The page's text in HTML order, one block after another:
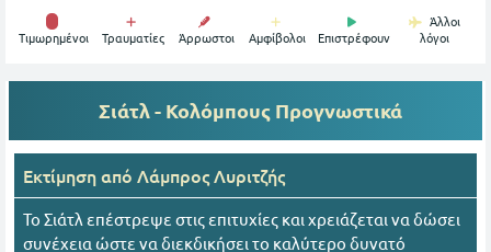
Tιμωρημένοι Τραυματίες Άρρωστοι Αμφίβολοι Επιστρέφουν
Άλλοι
λόγοι
Σιάτλ - Κολόμπους Προγνωστικά
Εκτίμηση από Λάμπρος Λυριτζής
Το Σιάτλ επέστρεψε στις επιτυχίες και χρειάζεται να δώσει
συνέχεια ώστε να διεκδικήσει το καλύτερο δυνατό